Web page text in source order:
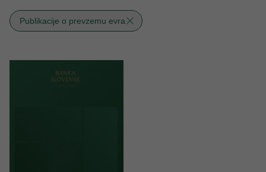
Publikacije o prevzemu evra